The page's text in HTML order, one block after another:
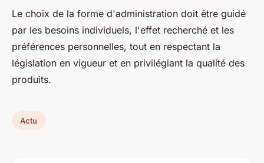
Le choix de la forme d'administration doit être guidé
par les besoins individuels, l'effet recherché et les
préférences personnelles, tout en respectant la
législation en vigueur et en privilégiant la qualité des
produits.
Actu